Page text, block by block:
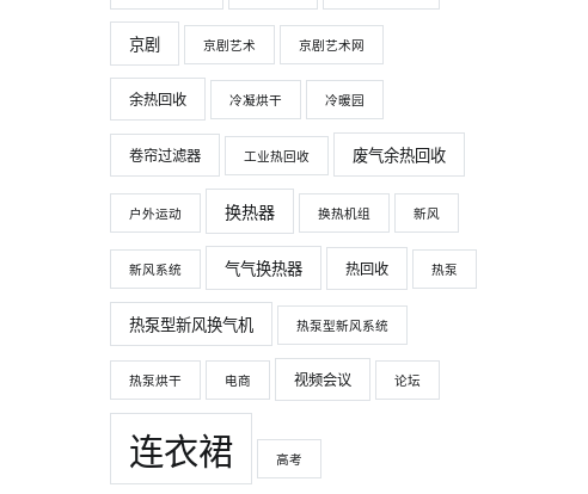
京剧 京剧艺术 京剧艺术网
余热回收 冷凝烘干 冷暖园
卷帘过滤器 工业热回收 废气余热回收
户外运动 换热器 换热机组 新风
新风系统 气气换热器 热回收 热泵
热泵型新风换气机 热泵型新风系统
热泵烘干 电商 视频会议 论坛
连衣裙 高考